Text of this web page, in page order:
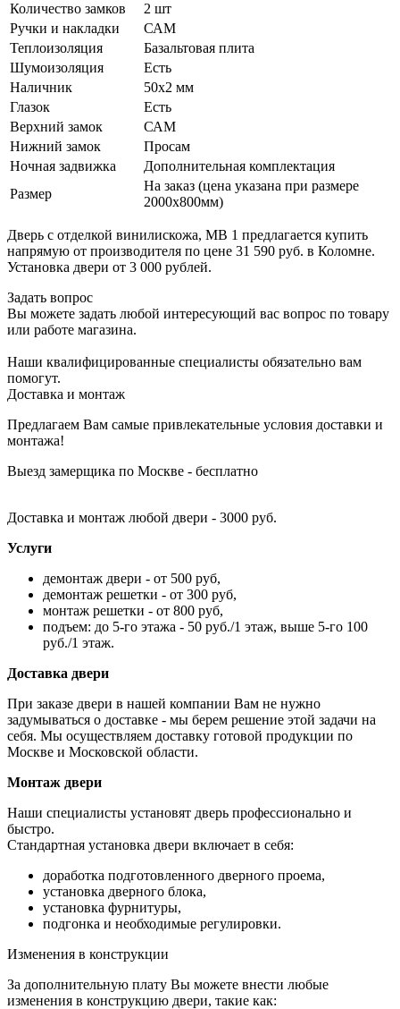
Количество замков
2 шт
Ручки и накладки
САМ
Теплоизоляция
Базальтовая плита
Шумоизоляция
Есть
Наличник
50х2 мм
Глазок
Есть
Верхний замок
САМ
Нижний замок
Просам
Ночная задвижка
Дополнительная комплектация
Размер
На заказ (цена указана при размере
2000х800мм)
Дверь с отделкой винилискожа, МВ 1 предлагается купить
напрямую от производителя по цене 31 590 руб. в Коломне.
Установка двери от 3 000 рублей.
Задать вопрос
Вы можете задать любой интересующий вас вопрос по товару
или работе магазина.
Наши квалифицированные специалисты обязательно вам
помогут.
Доставка и монтаж
Предлагаем Вам самые привлекательные условия доставки и
монтажа!
Выезд замерщика по Москве - бесплатно
Доставка и монтаж любой двери - 3000 руб.
Услуги
демонтаж двери - от 500 руб,
демонтаж решетки - от 300 руб,
монтаж решетки - от 800 руб,
подъем: до 5-го этажа - 50 руб./1 этаж, выше 5-го 100
руб./1 этаж.
Доставка двери
При заказе двери в нашей компании Вам не нужно
задумываться о доставке - мы берем решение этой задачи на
себя. Мы осуществляем доставку готовой продукции по
Москве и Московской области.
Монтаж двери
Наши специалисты установят дверь профессионально и
быстро.
Стандартная установка двери включает в себя:
доработка подготовленного дверного проема,
установка дверного блока,
установка фурнитуры,
подгонка и необходимые регулировки.
Изменения в конструкции
За дополнительную плату Вы можете внести любые
изменения в конструкцию двери, такие как: